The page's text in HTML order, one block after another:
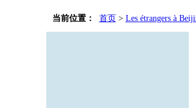
当前位置： 首页> Les étrangers à